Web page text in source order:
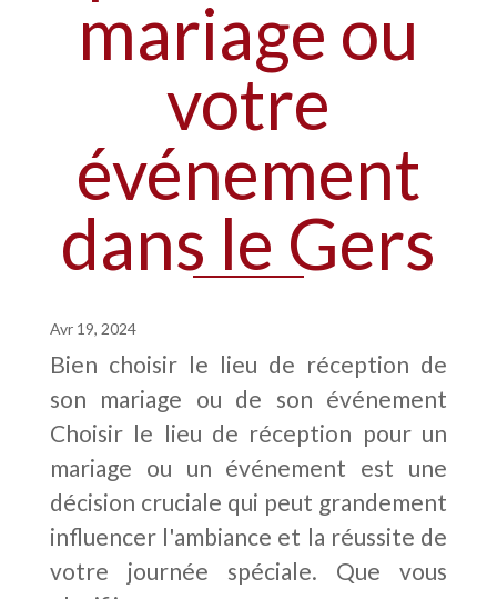
mariage ou
votre
événement
dans le Gers
Avr 19, 2024
Bien choisir le lieu de réception de
son mariage ou de son événement
Choisir le lieu de réception pour un
mariage ou un événement est une
décision cruciale qui peut grandement
influencer l'ambiance et la réussite de
votre journée spéciale. Que vous